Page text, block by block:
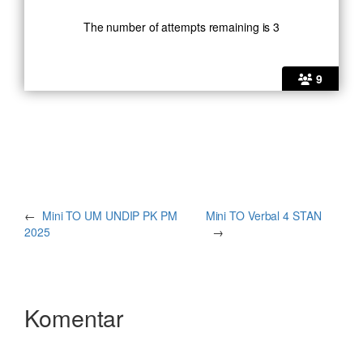
9
The number of attempts remaining is 3
← Mini TO UM UNDIP PK PM
2025
Mini TO Verbal 4 STAN
→
Komentar